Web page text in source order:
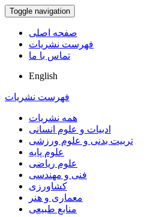
Toggle navigation
صفحه اصلی
فهرست نشریات
تماس با ما
English
فهرست نشریات
همه نشریات
ادبیات و علوم انسانی
تربیت بدنی و علوم ورزشی
علوم پایه
علوم ریاضی
فنی و مهندسی
کشاورزی
معماری و هنر
منابع طبیعی